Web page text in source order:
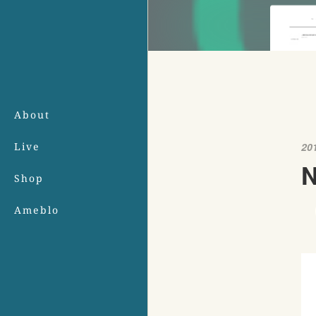
About
Live
Shop
Ameblo